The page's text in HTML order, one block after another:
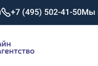
+7 (495) 502-41-50Мы